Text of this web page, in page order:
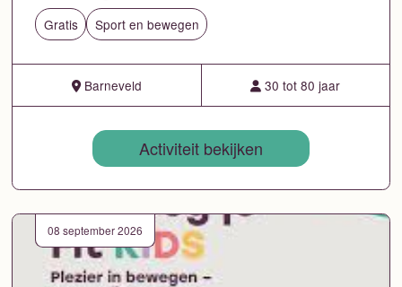
Gratis Sport en bewegen
Barneveld 30 tot 80 jaar
Activiteit bekijken
08 september 2026